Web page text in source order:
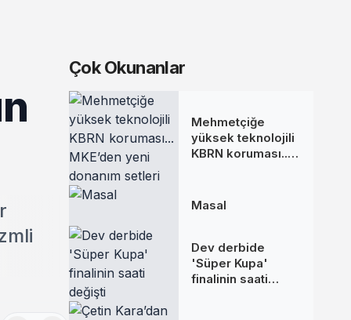
Çok Okunanlar
Mehmetçiğe
yüksek teknolojili
KBRN koruması...
Masal
Dev derbide
'Süper Kupa'
finalinin saati